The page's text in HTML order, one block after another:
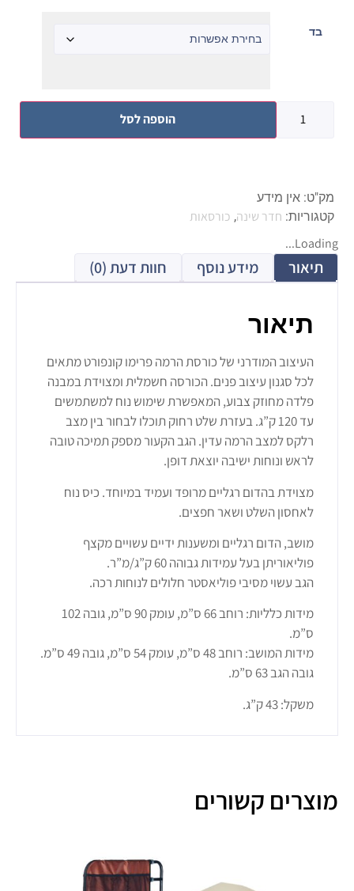
בד
הוספה לסל
מק"ט: אין מידע
קטגוריות: חדר שינה, כורסאות
Loading...
תיאור מידע נוסף חוות דעת (0)
תיאור
העיצוב המודרני של כורסת הרמה פרימו קונפורט מתאים
לכל סגנון עיצוב פנים. הכורסה חשמלית ומצוידת במבנה
פלדה מחוזק צבוע, המאפשרת שימוש נוח למשתמשים
עד 120 ק”ג. בעזרת שלט רחוק תוכלו לבחור בין מצב
רלקס למצב הרמה עדין. הגב הקעור מספק תמיכה טובה
לראש ונוחות ישיבה יוצאת דופן.
מצוידת בהדום רגליים מרופד ועמיד במיוחד. כיס נוח
לאחסון השלט ושאר חפצים.
מושב, הדום רגליים ומשענות ידיים עשויים מקצף
פוליאוריתן בעל עמידות גבוהה 60 ק”ג/מ”ר.
הגב עשוי מסיבי פוליאסטר חלולים לנוחות רכה.
מידות כלליות: רוחב 66 ס”מ, עומק 90 ס”מ, גובה 102
ס”מ.
מידות המושב: רוחב 48 ס”מ, עומק 54 ס”מ, גובה 49 ס”מ.
גובה הגב 63 ס”מ.
משקל: 43 ק”ג.
מוצרים קשורים